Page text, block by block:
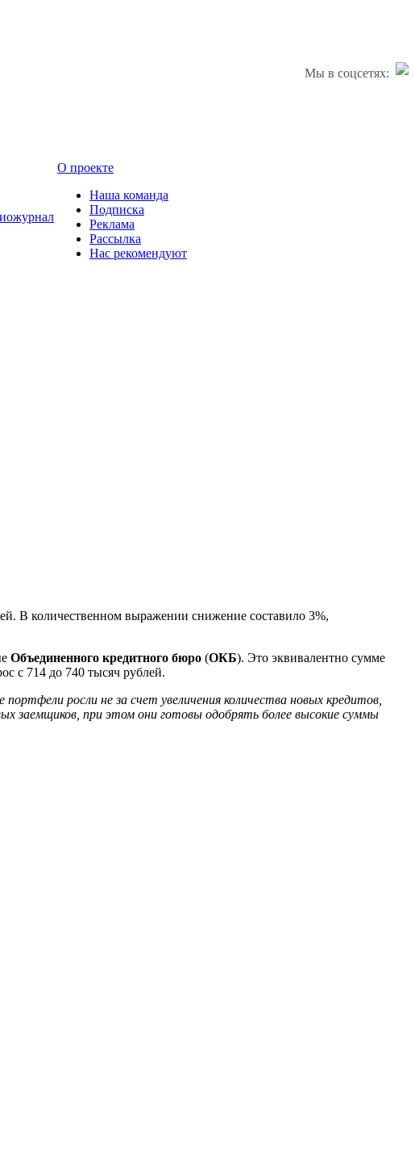
Мы в соцсетях:
О проекте
Наша команда
Подписка
Реклама
Рассылка
Нас рекомендуют
В количественном выражении снижение составило 3%,
Объединенного кредитного бюро (ОКБ). Это эквивалентно сумме
с 714 до 740 тысяч рублей.
росли не за счет увеличения количества новых кредитов,
заемщиков, при этом они готовы одобрять более высокие суммы